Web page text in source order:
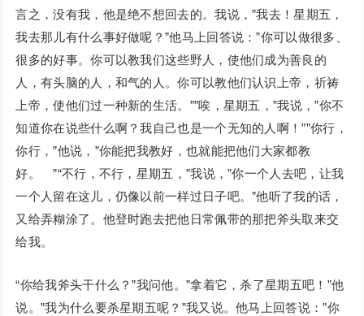
言之，没有我，他是绝不想回去的。我说，”我去！星期五，
我去那儿有什么事好做呢？”他马上回答说：”你可以做很多、
很多的好事。你可以教我们这些野人，使他们成为善良的
人，有头脑的人，和气的人。你可以教他们认识上帝，祈祷
上帝，使他们过一种新的生活。””唉，星期五，”我说，”你不
知道你在说些什么啊？我自己也是一个无知的人啊！””你行，
你行，”他说，”你能把我教好，也就能把他们大家都教
好。 ”“不行，不行，星期五，”我说，”你一个人去吧，让我
一个人留在这儿，仍像以前一样过日子吧。”他听了我的话，
又给弄糊涂了。他登时跑去把他日常佩带的那把斧头取来交
给我。
“你给我斧头干什么？”我问他。”拿着它，杀了星期五吧！”他
说。”我为什么要杀星期五呢？”我又说。他马上回答说：”你